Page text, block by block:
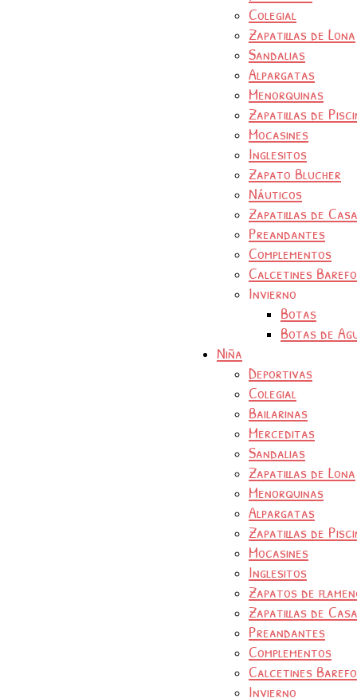
Colegial
Zapatillas de Lona
Sandalias
Alpargatas
Menorquinas
Zapatillas de
Mocasines
Inglesitos
Zapato Blucher
Náuticos
Zapatillas de Casa
Preandantes
Complementos
Calcetines
Invierno
Botas
Botas de
Niña
Deportivas
Colegial
Bailarinas
Merceditas
Sandalias
Zapatillas de Lona
Menorquinas
Alpargatas
Zapatillas de
Mocasines
Inglesitos
Zapatos de
Zapatillas de Casa
Preandantes
Complementos
Calcetines
Invierno